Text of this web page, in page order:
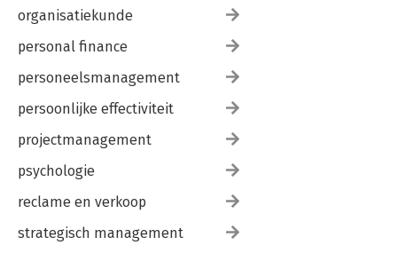
organisatiekunde
personal finance
personeelsmanagement
persoonlijke effectiviteit
projectmanagement
psychologie
reclame en verkoop
strategisch management